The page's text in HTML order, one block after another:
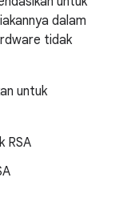
dalam
tidak
untuk
RSA